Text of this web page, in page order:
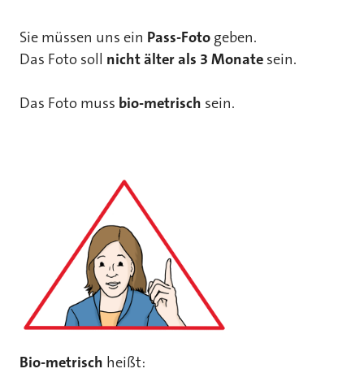
Sie müssen uns ein Pass-Foto geben.
Das Foto soll nicht älter als 3 Monate sein.
Das Foto muss bio-metrisch sein.
Bio-metrisch heißt: